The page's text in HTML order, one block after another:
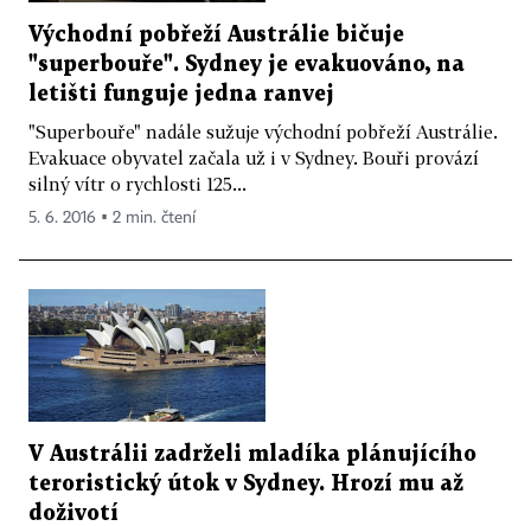
Východní pobřeží Austrálie bičuje
"superbouře". Sydney je evakuováno, na
letišti funguje jedna ranvej
"Superbouře" nadále sužuje východní pobřeží Austrálie.
Evakuace obyvatel začala už i v Sydney. Bouři provází
silný vítr o rychlosti 125...
5. 6. 2016 ▪ 2 min. čtení
V Austrálii zadrželi mladíka plánujícího
teroristický útok v Sydney. Hrozí mu až
doživotí